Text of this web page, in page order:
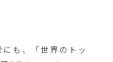
も、「世界のトッ